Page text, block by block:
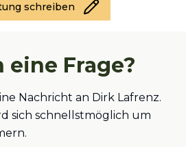
schreiben
eine Frage?
Nachricht an Dirk Lafrenz.
sich schnellstmöglich um